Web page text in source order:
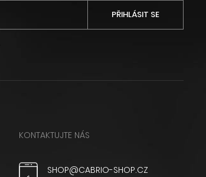
PŘIHLÁSIT SE
KONTAKTUJTE NÁS
SHOP@CABRIO-SHOP.CZ